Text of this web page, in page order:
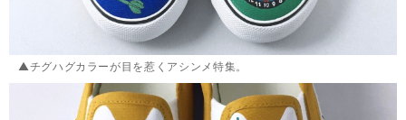
▲チグハグカラーが目を惹くアシンメ特集。